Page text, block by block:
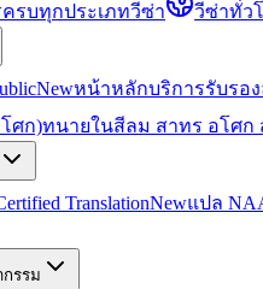
รบทุกประเภทวีซ่า วีซ่าทั่ว
Newหน้าหลักบริการรับรอ
ศก)ทนายในสีลม สาทร อโศก
TranslationNewแปล
รรม